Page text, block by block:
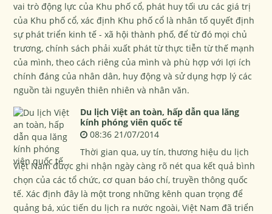
vai trò động lực của Khu phố cổ, phát huy tối ưu các giá trị
của Khu phố cổ, xác định Khu phố cổ là nhân tố quyết định
sự phát triển kinh tế - xã hội thành phố, để từ đó mọi chủ
trương, chính sách phải xuất phát từ thực tiễn từ thế mạnh
của mình, theo cách riêng của mình và phù hợp với lợi ích
chính đáng của nhân dân, huy động và sử dụng hợp lý các
nguồn tài nguyên thiên nhiên và nhân văn.
Du lịch Việt an toàn, hấp dẫn qua lăng
kính phóng viên quốc tế
08:36 21/07/2014
Thời gian qua, uy tín, thương hiệu du lịch
Việt Nam được ghi nhận ngày càng rõ nét qua kết quả bình
chọn của các tổ chức, cơ quan báo chí, truyền thông quốc
tế. Xác định đây là một trong những kênh quan trọng để
quảng bá, xúc tiến du lịch ra nước ngoài, Việt Nam đã triển